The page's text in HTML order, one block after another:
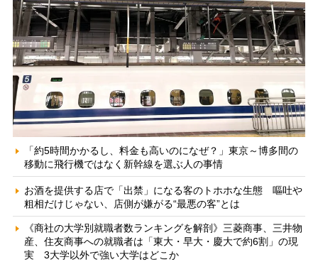
「約5時間かかるし、料金も高いのになぜ？」東京～博多間の
移動に飛行機ではなく新幹線を選ぶ人の事情
お酒を提供する店で「出禁」になる客のトホホな生態 嘔吐や
粗相だけじゃない、店側が嫌がる“最悪の客”とは
《商社の大学別就職者数ランキングを解剖》三菱商事、三井物
産、住友商事への就職者は「東大・早大・慶大で約6割」の現
実 3大学以外で強い大学はどこか